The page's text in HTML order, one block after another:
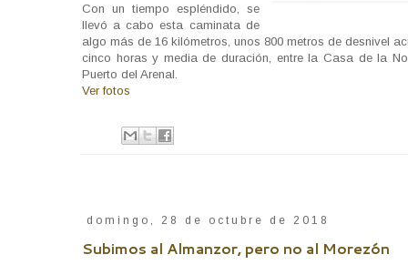
Con un tiempo espléndido, se
llevó a cabo esta caminata de
algo más de 16 kilómetros, unos 800 metros de desnivel
cinco horas y media de duración, entre la Casa de la
Puerto del Arenal.
Ver fotos
domingo, 28 de octubre de 2018
Subimos al Almanzor, pero no al Morezón